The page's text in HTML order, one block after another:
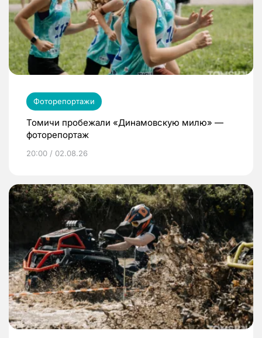
Фоторепортажи
Томичи пробежали «Динамовскую милю» —
фоторепортаж
20:00 / 02.08.26